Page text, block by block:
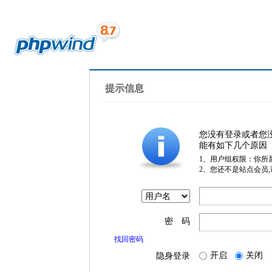
提示信息
您没有登录或者您
能有如下几个原因
1、用户组权限：你所
2、您还不是站点会员
密 码
找回密码
隐身登录 开启 关闭